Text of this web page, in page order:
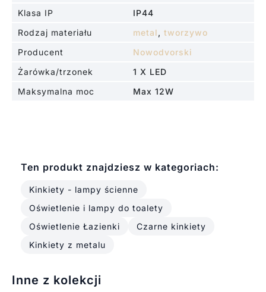
Klasa IP
IP44
Rodzaj materiału
metal , tworzywo
Producent
Nowodvorski
Żarówka/trzonek
1 X LED
Maksymalna moc
Max 12W
Ten produkt znajdziesz w kategoriach:
Kinkiety - lampy ścienne
Oświetlenie i lampy do toalety
Oświetlenie Łazienki
Czarne kinkiety
Kinkiety z metalu
Inne z kolekcji